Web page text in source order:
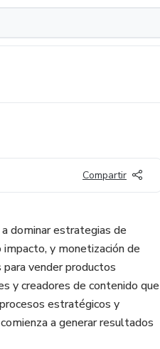
Compartir
dominar estrategias de
y monetización de
vender productos
y creadores de contenido que
estratégicos y
a generar resultados